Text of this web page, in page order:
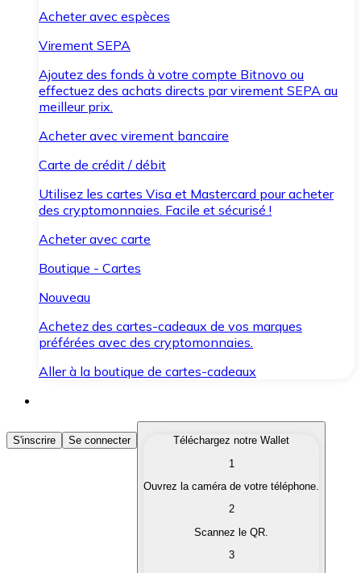
Acheter avec espèces
Virement SEPA
Ajoutez des fonds à votre compte Bitnovo ou
effectuez des achats directs par virement SEPA au
meilleur prix.
Acheter avec virement bancaire
Carte de crédit / débit
Utilisez les cartes Visa et Mastercard pour acheter
des cryptomonnaies. Facile et sécurisé !
Acheter avec carte
Boutique - Cartes
Nouveau
Achetez des cartes-cadeaux de vos marques
préférées avec des cryptomonnaies.
Aller à la boutique de cartes-cadeaux
Acheter des Cryptomonnaies
Achetez les cryptomonnaies qui vous intéressent
Convertissez vos cryptomonnaies en monnaie
S'inscrire Se connecter
Téléchargez notre Wallet
1
Ouvrez la caméra de votre téléphone.
2
Scannez le QR.
3